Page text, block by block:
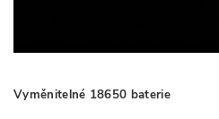
Vyměnitelné 18650 baterie